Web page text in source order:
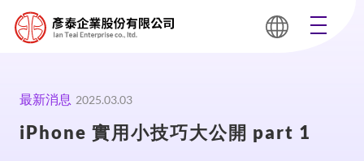
最新消息 2025.03.03
iPhone 實用小技巧大公開 part 1